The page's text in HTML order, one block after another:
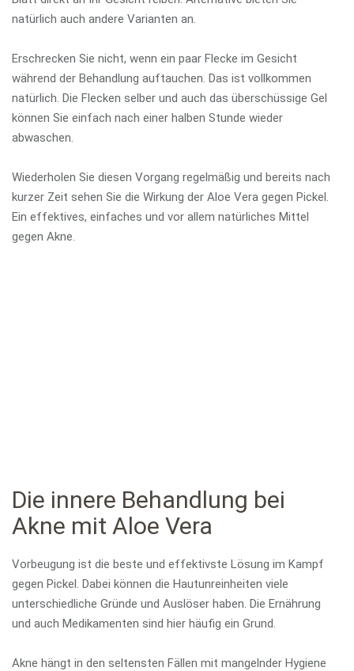
natürlich auch andere Varianten an.
Erschrecken Sie nicht, wenn ein paar Flecke im Gesicht
während der Behandlung auftauchen. Das ist vollkommen
natürlich. Die Flecken selber und auch das überschüssige Gel
können Sie einfach nach einer halben Stunde wieder
abwaschen.
Wiederholen Sie diesen Vorgang regelmäßig und bereits nach
kurzer Zeit sehen Sie die Wirkung der Aloe Vera gegen Pickel.
Ein effektives, einfaches und vor allem natürliches Mittel
gegen Akne.
Die innere Behandlung bei
Akne mit Aloe Vera
Vorbeugung ist die beste und effektivste Lösung im Kampf
gegen Pickel. Dabei können die Hautunreinheiten viele
unterschiedliche Gründe und Auslöser haben. Die Ernährung
und auch Medikamenten sind hier häufig ein Grund.
Akne hängt in den seltensten Fällen mit mangelnder Hygiene